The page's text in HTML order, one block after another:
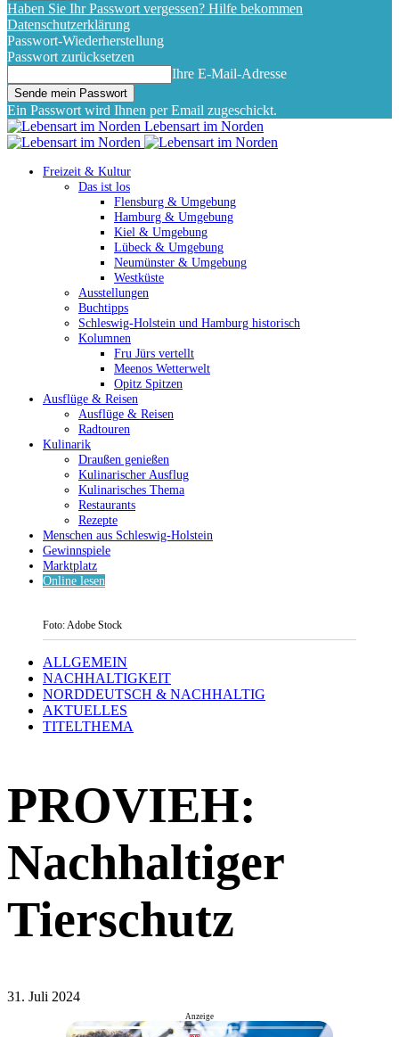
Haben Sie Ihr Passwort vergessen? Hilfe bekommen
Datenschutzerklärung
Passwort-Wiederherstellung
Passwort zurücksetzen
Ihre E-Mail-Adresse
Ein Passwort wird Ihnen per Email zugeschickt.
Lebensart im Norden
Freizeit & Kultur
Das ist los
Flensburg & Umgebung
Hamburg & Umgebung
Kiel & Umgebung
Lübeck & Umgebung
Neumünster & Umgebung
Westküste
Ausstellungen
Buchtipps
Schleswig-Holstein und Hamburg historisch
Kolumnen
Fru Jürs vertellt
Meenos Wetterwelt
Opitz Spitzen
Ausflüge & Reisen
Ausflüge & Reisen
Radtouren
Kulinarik
Draußen genießen
Kulinarischer Ausflug
Kulinarisches Thema
Restaurants
Rezepte
Menschen aus Schleswig-Holstein
Gewinnspiele
Marktplatz
Online lesen
Foto: Adobe Stock
ALLGEMEIN
NACHHALTIGKEIT
NORDDEUTSCH & NACHHALTIG
AKTUELLES
TITELTHEMA
PROVIEH:
Nachhaltiger
Tierschutz
31. Juli 2024
Anzeige